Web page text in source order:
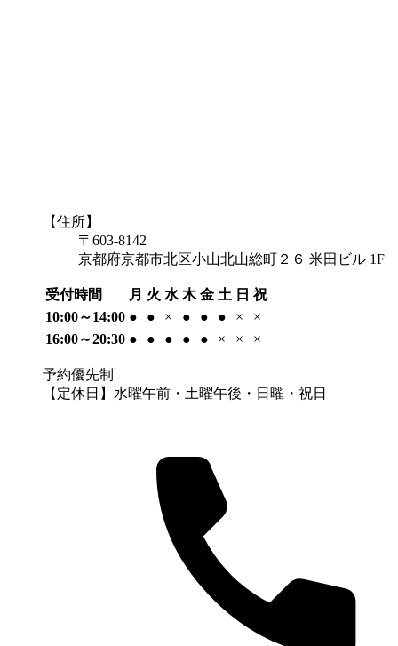
【住所】
〒603-8142
京都府京都市北区小山北山総町２６ 米田ビル 1F
受付時間 月 火 水 木 金 土 日 祝
10:00～14:00 ● ● × ● ● ● ×
×
16:00～20:30 ● ● ● ● ● × × ×
予約優先制
【定休日】水曜午前・土曜午後・日曜・祝日